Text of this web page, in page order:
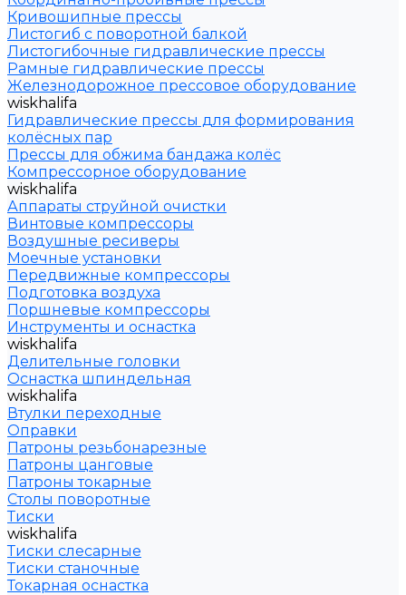
Кривошипные прессы
Листогиб с поворотной балкой
Листогибочные гидравлические прессы
Рамные гидравлические прессы
Железнодорожное прессовое оборудование
wiskhalifa
Гидравлические прессы для формирования
колёсных пар
Прессы для обжима бандажа колёс
Компрессорное оборудование
wiskhalifa
Аппараты струйной очистки
Винтовые компрессоры
Воздушные ресиверы
Моечные установки
Передвижные компрессоры
Подготовка воздуха
Поршневые компрессоры
Инструменты и оснастка
wiskhalifa
Делительные головки
Оснастка шпиндельная
wiskhalifa
Втулки переходные
Оправки
Патроны резьбонарезные
Патроны цанговые
Патроны токарные
Столы поворотные
Тиски
wiskhalifa
Тиски слесарные
Тиски станочные
Токарная оснастка